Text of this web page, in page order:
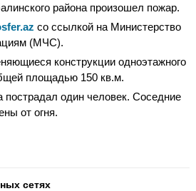
района произошел пожар.
со ссылкой на Министерство
(МЧС).
конструкции одноэтажного
площадью 150 кв.м.
пострадал один человек. Соседние
от огня.
сетях